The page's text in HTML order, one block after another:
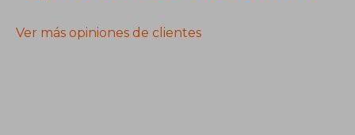
Ver más opiniones de clientes